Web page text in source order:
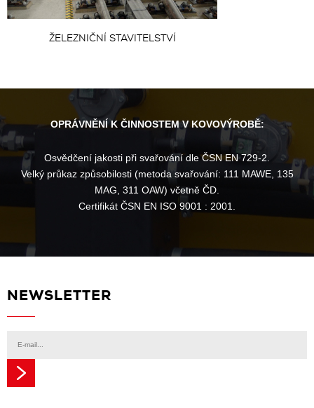
ŽELEZNIČNÍ STAVITELSTVÍ
OPRÁVNĚNÍ K ČINNOSTEM V KOVOVÝROBĚ:
Osvědčení jakosti při svařování dle ČSN EN 729-2.
Velký průkaz způsobilosti (metoda svařování: 111 MAWE, 135
MAG, 311 OAW) včetně ČD.
Certifikát ČSN EN ISO 9001 : 2001.
NEWSLETTER